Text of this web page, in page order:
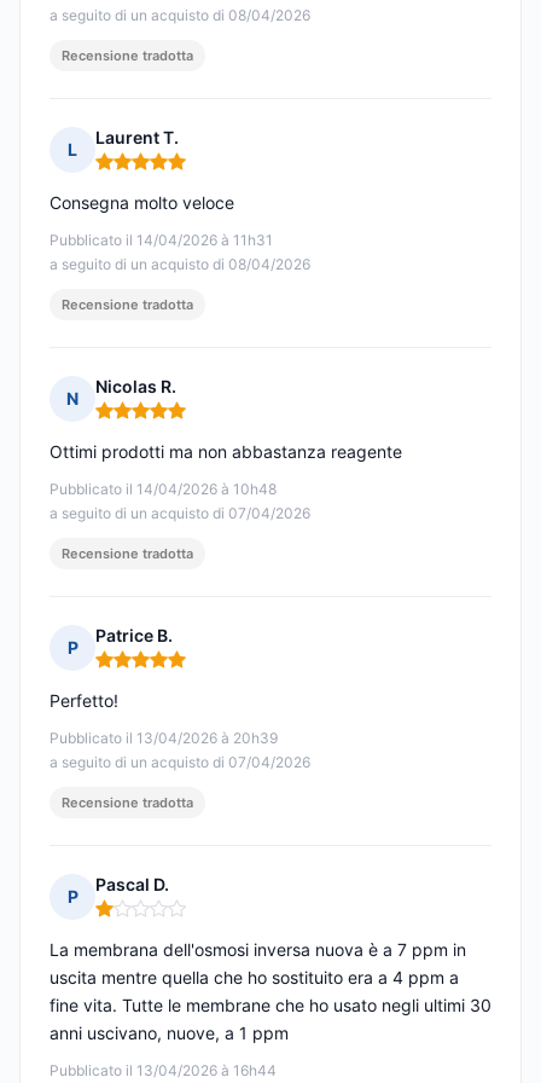
a seguito di un acquisto di 08/04/2026
Recensione tradotta
L
Laurent T.
Nota: 5 su 5
Pubblicato il 14/04/2026 à 11h31
a seguito di un acquisto di 08/04/2026
Consegna molto veloce
Recensione tradotta
N
Nicolas R.
Nota: 5 su 5
Pubblicato il 14/04/2026 à 10h48
a seguito di un acquisto di 07/04/2026
Ottimi prodotti ma non abbastanza reagente
Recensione tradotta
P
Patrice B.
Nota: 5 su 5
Pubblicato il 13/04/2026 à 20h39
a seguito di un acquisto di 07/04/2026
Perfetto!
Recensione tradotta
P
Pascal D.
Nota: 1 su 5
Pubblicato il 13/04/2026 à 16h44
La membrana dell'osmosi inversa nuova è a 7 ppm in
uscita mentre quella che ho sostituito era a 4 ppm a
fine vita. Tutte le membrane che ho usato negli ultimi 30
anni uscivano, nuove, a 1 ppm